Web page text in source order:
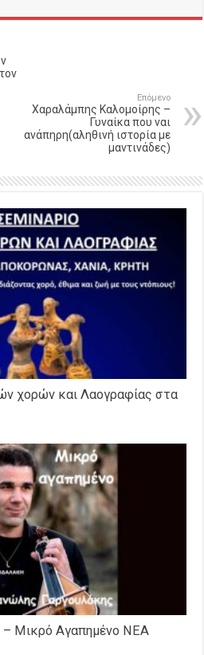
Επόμενο
Χαραλάμπης Καλομοίρης –
Γυναίκα που ναι
ανάπηρη(αληθινή ιστορία με
μαντινάδες)
χορών και Λαογραφίας στα
Μικρό Αγαπημένο NEΑ